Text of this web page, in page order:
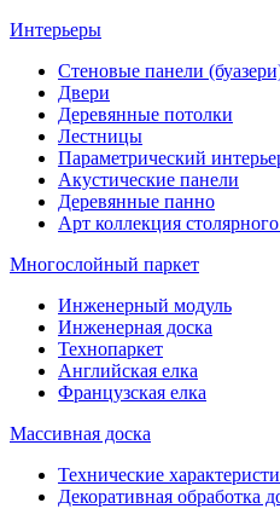
Интерьеры
Стеновые панели
Двери
Деревянные потолки
Лестницы
Параметрический
Акустические панели
Деревянные панно
Арт коллекция
Многослойный паркет
Инженерный модуль
Инженерная доска
Технопаркет
Английская елка
Французская елка
Массивная доска
Технические
Декоративная обработка